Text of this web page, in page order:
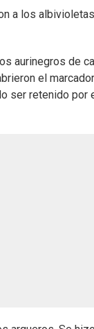
a los
aurinegros de
el
ser retenido por